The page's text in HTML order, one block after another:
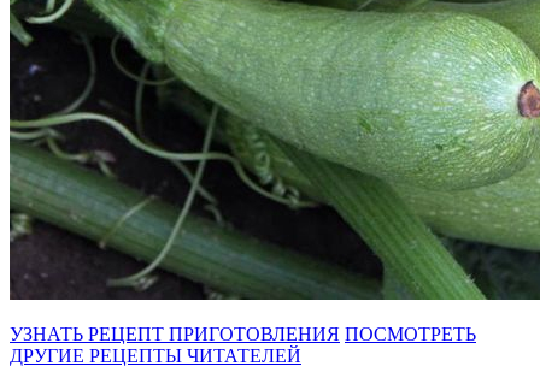
УЗНАТЬ РЕЦЕПТ ПРИГОТОВЛЕНИЯ ПОСМОТРЕТЬ
ДРУГИЕ РЕЦЕПТЫ ЧИТАТЕЛЕЙ